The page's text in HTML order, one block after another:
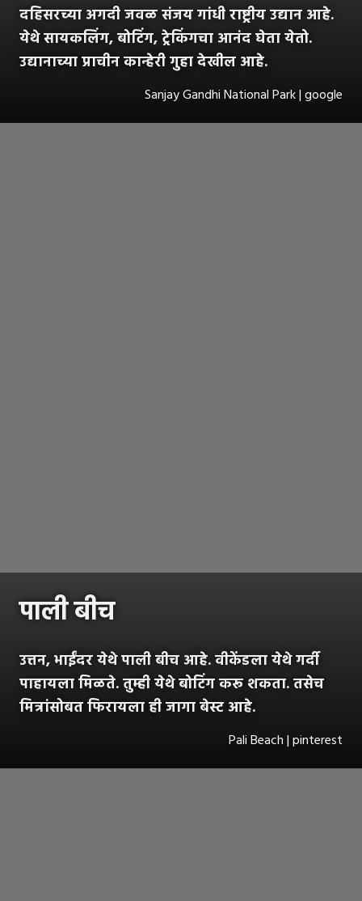
दहिसरच्या अगदी जवळ संजय गांधी राष्ट्रीय उद्यान आहे.
येथे सायकलिंग, बोटिंग, ट्रेकिंगचा आनंद घेता येतो.
उद्यानाच्या प्राचीन कान्हेरी गुहा देखील आहे.
Sanjay Gandhi National Park | google
पाली बीच
उत्तन, भाईंदर येथे पाली बीच आहे. वीकेंडला येथे गर्दी
पाहायला मिळते. तुम्ही येथे बोटिंग करू शकता. तसेच
मित्रांसोबत फिरायला ही जागा बेस्ट आहे.
Pali Beach | pinterest